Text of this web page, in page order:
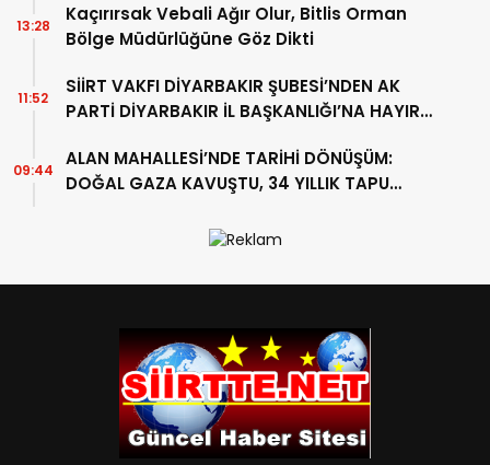
Kaçırırsak Vebali Ağır Olur, Bitlis Orman
Bölge Müdürlüğüne Göz Dikti
13:28
SİİRT VAKFI DİYARBAKIR ŞUBESİ’NDEN AK
PARTİ DİYARBAKIR İL BAŞKANLIĞI’NA HAYIRLI
11:52
ALAN MAHALLESİ’NDE TARİHİ DÖNÜŞÜM:
DOĞAL GAZA KAVUŞTU, 34 YILLIK TAPU
09:44